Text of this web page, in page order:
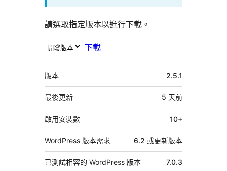
請選取指定版本以進行下載。
下載
中
繼
資
料
版本 2.5.1
最後更新 5 天前
啟用安裝數 10+
WordPress 版本需求 6.2 或更新版本
已測試相容的 WordPress 版本 7.0.3